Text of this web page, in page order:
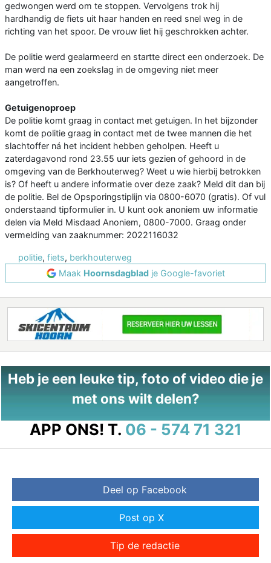
gedwongen werd om te stoppen. Vervolgens trok hij
hardhandig de fiets uit haar handen en reed snel weg in de
richting van het spoor. De vrouw liet hij geschrokken achter.
De politie werd gealarmeerd en startte direct een onderzoek. De
man werd na een zoekslag in de omgeving niet meer
aangetroffen.
Getuigenoproep
De politie komt graag in contact met getuigen. In het bijzonder
komt de politie graag in contact met de twee mannen die het
slachtoffer ná het incident hebben geholpen. Heeft u
zaterdagavond rond 23.55 uur iets gezien of gehoord in de
omgeving van de Berkhouterweg? Weet u wie hierbij betrokken
is? Of heeft u andere informatie over deze zaak? Meld dit dan bij
de politie. Bel de Opsporingstiplijn via 0800-6070 (gratis). Of vul
onderstaand tipformulier in. U kunt ook anoniem uw informatie
delen via Meld Misdaad Anoniem, 0800-7000. Graag onder
vermelding van zaaknummer: 2022116032
politie, fiets, berkhouterweg
Maak Hoornsdagbladje Google-favoriet
Heb je een leuke tip, foto of video die je
met ons wilt delen?
APP ONS! T. 06 - 574 71 321
Deel op Facebook
Post op X
Tip de redactie